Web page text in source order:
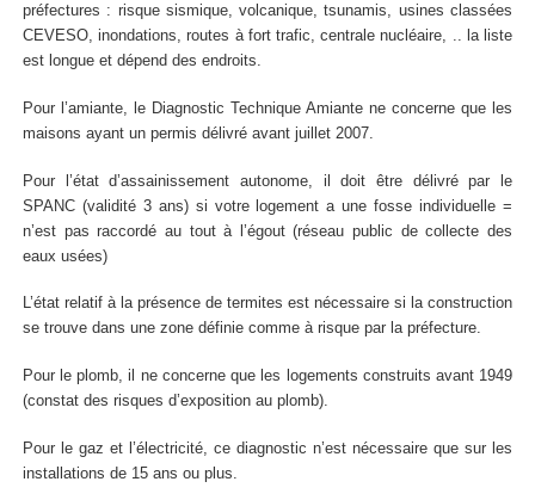
préfectures : risque sismique, volcanique, tsunamis, usines classées
CEVESO, inondations, routes à fort trafic, centrale nucléaire, .. la liste
est longue et dépend des endroits.
Pour l’amiante, le Diagnostic Technique Amiante ne concerne que les
maisons ayant un permis délivré avant juillet 2007.
Pour l’état d’assainissement autonome, il doit être délivré par le
SPANC (validité 3 ans) si votre logement a une fosse individuelle =
n’est pas raccordé au tout à l’égout (réseau public de collecte des
eaux usées)
L’état relatif à la présence de termites est nécessaire si la construction
se trouve dans une zone définie comme à risque par la préfecture.
Pour le plomb, il ne concerne que les logements construits avant 1949
(constat des risques d’exposition au plomb).
Pour le gaz et l’électricité, ce diagnostic n’est nécessaire que sur les
installations de 15 ans ou plus.